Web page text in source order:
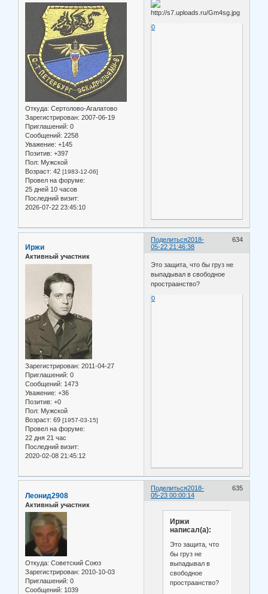
Откуда: Сертолово-Агалатово
Зарегистрирован: 2007-06-19
Приглашений: 0
Сообщений: 2258
Уважение: +145
Позитив: +397
Пол: Мужской
Возраст: 42 [1983-12-06]
Провел на форуме:
25 дней 10 часов
Последний визит:
2026-07-22 23:45:10
0
Поделиться 634
2018-
05-22 21:46:38
Иржи
Активный участник
Зарегистрирован: 2011-04-27
Приглашений: 0
Сообщений: 1473
Уважение: +36
Позитив: +0
Пол: Мужской
Возраст: 69 [1957-03-15]
Провел на форуме:
22 дня 21 час
Последний визит:
2020-02-08 21:45:12
Это защита, что бы груз не
выпадывал в свободное
простраанство?
0
Поделиться 635
2018-
05-23 00:00:14
Леонид2908
Активный участник
Откуда: Советский Союз
Зарегистрирован: 2010-10-03
Приглашений: 0
Сообщений: 1039
Иржи
написал(а):
Это защита, что
бы груз не
выпадывал в
свободное
простраанство?